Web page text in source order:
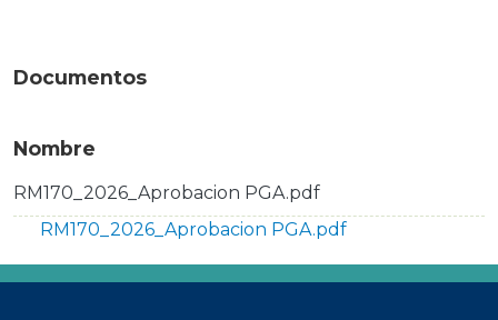
Documentos
Nombre
RM170_2026_Aprobacion PGA.pdf
Documento
RM170_2026_Aprobacion PGA.pdf